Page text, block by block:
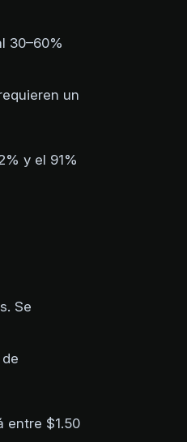
30–60%
un
y el 91%
Se
entre $1.50